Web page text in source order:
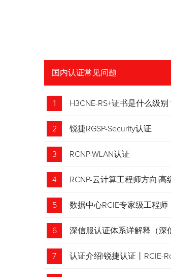
国内认证常见问题
1 H3CNE-RS+证书是什么级
2 锐捷RGSP-Security认证
3 RCNP-WLAN认证
4 RCNP-云计算工程师方向|高
5 数据中心RCIE专家级工程师
6 深信服认证体系详解释（深
7 认证介绍|锐捷认证丨RCIE-